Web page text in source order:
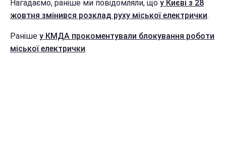
Нагадаємо, раніше ми повідомляли, що у Києві з 28
жовтня змінився розклад руху міської електрички.
Раніше у КМДА прокоментували блокування роботи
міської електрички.